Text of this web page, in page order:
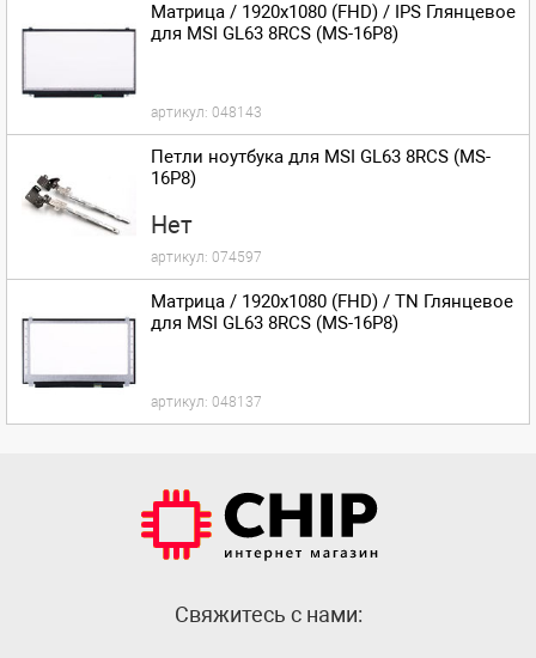
Матрица / 1920x1080 (FHD) / IPS Глянцевое
для MSI GL63 8RCS (MS-16P8)
артикул: 048143
Петли ноутбука для MSI GL63 8RCS (MS-
16P8)
Нет
артикул: 074597
Матрица / 1920x1080 (FHD) / TN Глянцевое
для MSI GL63 8RCS (MS-16P8)
артикул: 048137
Cвяжитесь с нами: